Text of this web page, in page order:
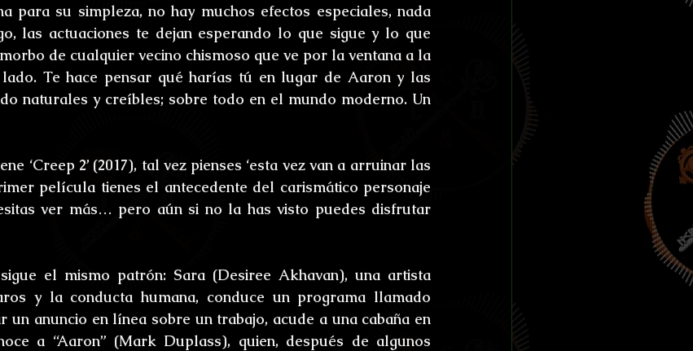
para su simpleza, no hay muchos efectos especiales, nada
las actuaciones te dejan esperando lo que sigue y lo que
de cualquier vecino chismoso que ve por la ventana a la
Te hace pensar qué harías tú en lugar de Aaron y las
naturales y creíbles; sobre todo en el mundo moderno. Un
‘Creep 2’ (2017), tal vez pienses ‘esta vez van a arruinar las
película tienes el antecedente del carismático personaje
ver más… pero aún si no la has visto puedes disfrutar
el mismo patrón: Sara (Desiree Akhavan), una artista
y la conducta humana, conduce un programa llamado
un anuncio en línea sobre un trabajo, acude a una cabaña en
a “Aaron” (Mark Duplass), quien, después de algunos